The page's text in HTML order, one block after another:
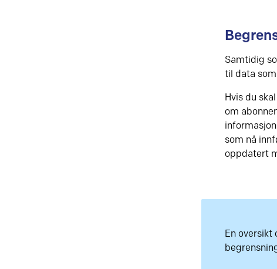
Samtidig
til data
Hvis du
om
som nå
oppdatert
En oversikt